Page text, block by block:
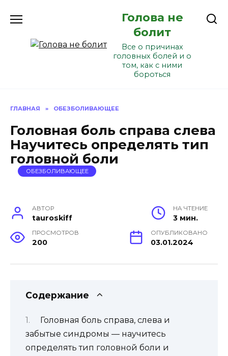
Голова не
болит
Все о причинах
головных болей и о
том, как с ними
бороться
ГЛАВНАЯ » ОБЕЗБОЛИВАЮЩЕЕ
Головная боль справа слева
Научитесь определять тип
головной боли
ОБЕЗБОЛИВАЮЩЕЕ
АВТОР
tauroskiff
НА ЧТЕНИЕ
3 мин.
ПРОСМОТРОВ
200
ОПУБЛИКОВАНО
03.01.2024
Содержание
Головная боль справа, слева и
забытые синдромы — научитесь
определять тип головной боли и